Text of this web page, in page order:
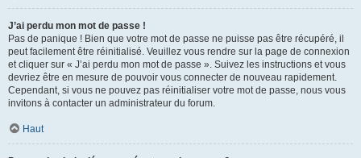
J’ai perdu mon mot de passe !
Pas de panique ! Bien que votre mot de passe ne puisse pas être récupéré, il
peut facilement être réinitialisé. Veuillez vous rendre sur la page de connexion
et cliquer sur « J’ai perdu mon mot de passe ». Suivez les instructions et vous
devriez être en mesure de pouvoir vous connecter de nouveau rapidement.
Cependant, si vous ne pouvez pas réinitialiser votre mot de passe, nous vous
invitons à contacter un administrateur du forum.
Haut